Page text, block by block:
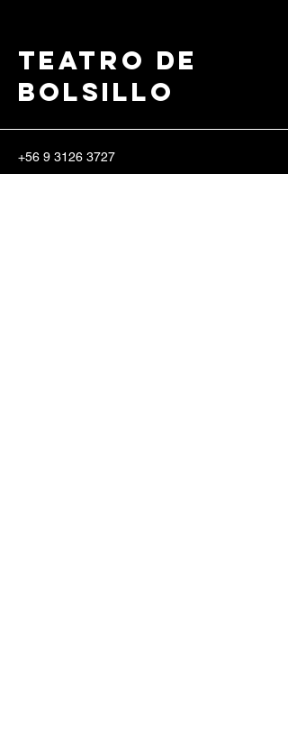
Teatro de
Bolsillo
+56 9 3126 3727